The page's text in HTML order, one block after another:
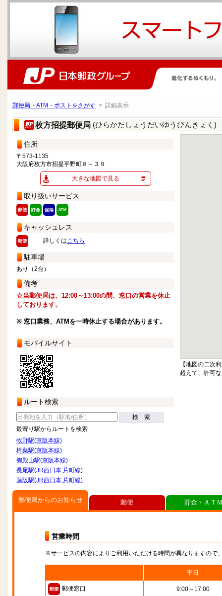
郵便局・ATM・ポストをさがす > 詳細表示
枚方招提郵便局 (ひらかたしょうだいゆうびんきょく)
住所
〒573-1135
大阪府枚方市招提平野町８－３９
大きな地図で見る
取り扱いサービス
キャッシュレス
詳しくはこちら
駐車場
あり（2台）
備考
☆当郵便局は、12:00～13:00の間、窓口の営業を休止
しております。
※ 窓口業務、ATMを一時休止する場合があります。
モバイルサイト
ルート検索
検 索
最寄り駅からルートを検索
牧野駅(京阪本線)
樟葉駅(京阪本線)
御殿山駅(京阪本線)
長尾駅(JR西日本 片町線)
藤阪駅(JR西日本 片町線)
【地図の二次
超えて、許可
郵便局からのお知らせ
営業時間
※サービスの内容によりご利用いただける時間が異なりますので
平日
郵便窓口 9:00～17:00
郵便 貯金・ＡＴ